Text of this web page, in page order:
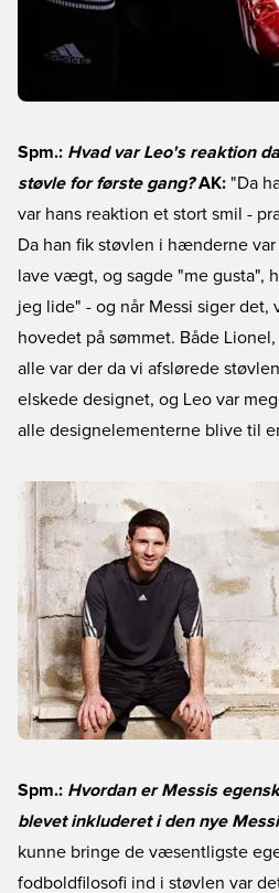
Spm.: Hvad var Leo's reaktion
støvle for første gang? AK: "Da
var hans reaktion et stort smil -
Da han fik støvlen i hænderne
lave vægt, og sagde "me gusta",
jeg lide" - og når Messi siger det,
hovedet på sømmet. Både
alle var der da vi afslørede
elskede designet, og Leo var
alle designelementerne blive til
Spm.: Hvordan er Messis
blevet inkluderet i den nye
kunne bringe de væsentligste
fodboldfilosofi ind i støvlen var